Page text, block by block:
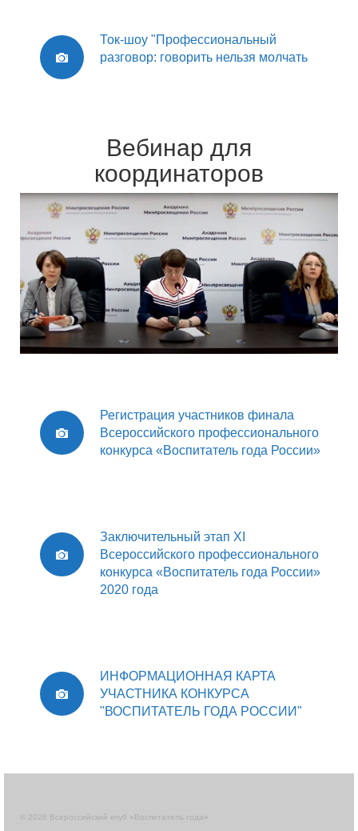
Ток-шоу "Профессиональный
разговор: говорить нельзя молчать
Вебинар для
координаторов
Регистрация участников финала
Всероссийского профессионального
конкурса «Воспитатель года России»
Заключительный этап XI
Всероссийского профессионального
конкурса «Воспитатель года России»
2020 года
ИНФОРМАЦИОННАЯ КАРТА
УЧАСТНИКА КОНКУРСА
"ВОСПИТАТЕЛЬ ГОДА РОССИИ"
© 2026 Всероссийский клуб «Воспитатель года»